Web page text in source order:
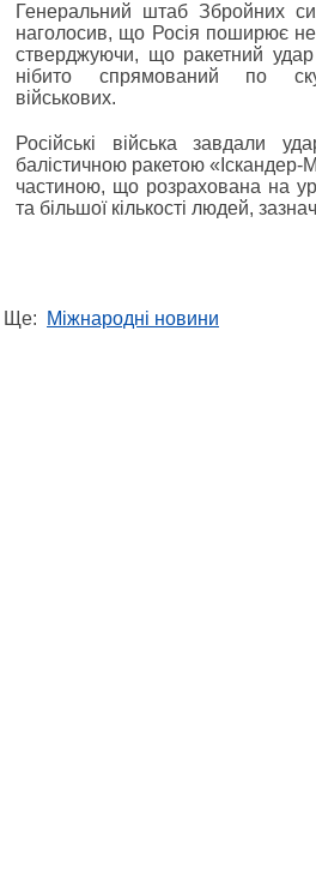
Генеральний штаб Збройних
наголосив, що Росія поширює
стверджуючи, що ракетний
нібито спрямований по
військових.
Російські війська завдали
балістичною ракетою
частиною, що розрахована на
та більшої кількості людей,
Ще: Міжнародні новини